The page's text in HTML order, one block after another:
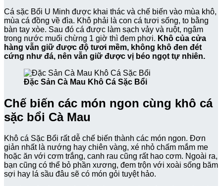
Cá sặc Bổi U Minh được khai thác và chế biến vào mùa khô,
mùa cá đồng về đìa. Khô phải là con cá tươi sống, to bằng
bàn tay xòe. Sau đó cá được làm sạch vảy và ruột, ngâm
trong nước muối chừng 1 giờ thì đem phơi. Khô của cửa
hàng vẫn giữ được độ tươi mềm, không khô đen đét
cứng như đá, nên vẫn giữ được vị béo ngọt tự nhiên.
Đặc Sản Cà Mau Khô Cá Sặc Bổi
Chế biến các món ngon cùng khô cá
sặc bổi Cà Mau
Khô cá Sặc Bổi rất dễ chế biến thành các món ngon. Đơn
giản nhất là nướng hay chiên vàng, xé nhỏ chấm mắm me
hoặc ăn với cơm trắng, canh rau cũng rất hao cơm. Ngoài ra,
bạn cũng có thể bỏ phần xương, đem trộn với xoài sống băm
sợi hay lá sầu đâu sẽ có món gỏi tuyệt hảo.